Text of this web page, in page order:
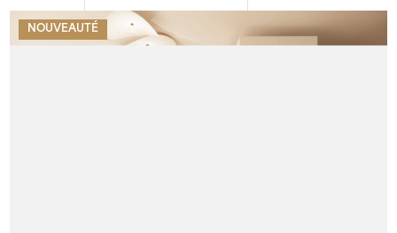
NOUVEAUTÉ